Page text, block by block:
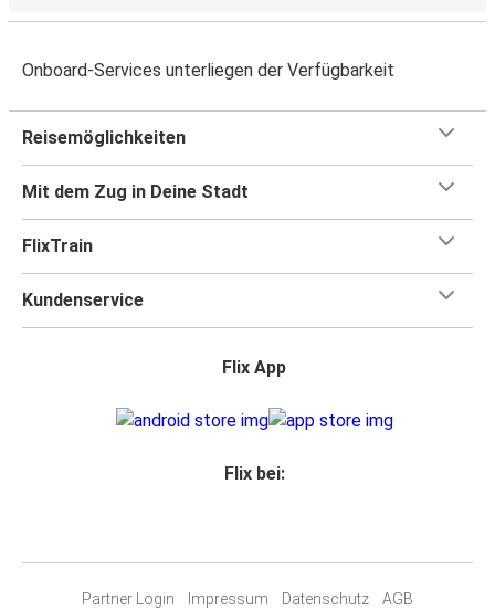
Onboard-Services unterliegen der Verfügbarkeit
Reisemöglichkeiten
Mit dem Zug in Deine Stadt
FlixTrain
Kundenservice
Flix App
Flix bei:
Partner Login Impressum Datenschutz AGB